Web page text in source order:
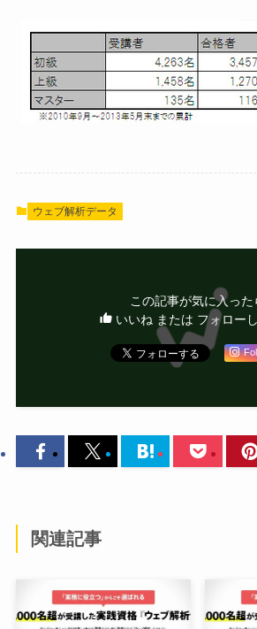
ウェブ解析データ
この記事が気に入った
いいね または フォロー
関連記事